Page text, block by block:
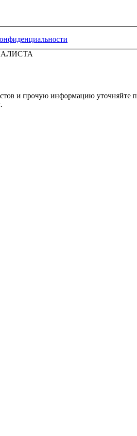
и прочую информацию уточняйте